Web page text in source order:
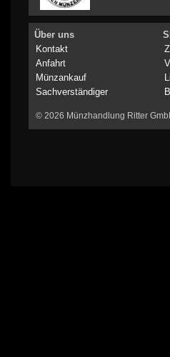
Über uns
Kontakt
Anfahrt
Münzankauf
Sachverständiger
© 2026 Münzhandlung Ritter